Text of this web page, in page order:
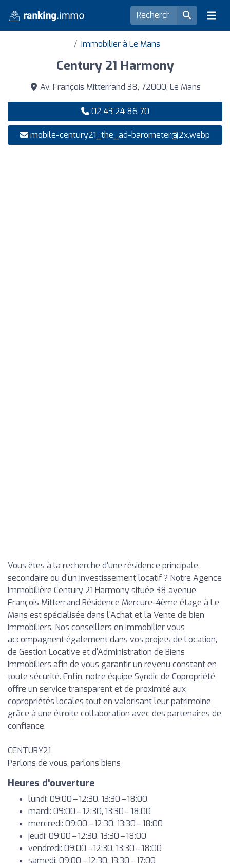
Immobilier à Le Mans
Century 21 Harmony
Av. François Mitterrand 38, 72000, Le Mans
02 43 24 86 70
mobile-century21_the_ad-barometer@2x.webp
Vous êtes à la recherche d'une résidence principale,
secondaire ou d'un investissement locatif ? Notre Agence
Immobilière Century 21 Harmony située 38 avenue
François Mitterrand Résidence Mercure-4ème étage à Le
Mans est spécialisée dans l'Achat et la Vente de bien
immobiliers. Nos conseillers en immobilier vous
accompagnent également dans vos projets de Location,
de Gestion Locative et d'Administration de Biens
Immobiliers afin de vous garantir un revenu constant en
toute sécurité. Enfin, notre équipe Syndic de Copropriété
offre un service transparent et de proximité aux
copropriétés locales tout en valorisant leur patrimoine
grâce à une étroite collaboration avec des partenaires de
confiance.
CENTURY21
Parlons de vous, parlons biens
Heures d'ouverture
lundi: 09:00 – 12:30, 13:30 – 18:00
mardi: 09:00 – 12:30, 13:30 – 18:00
mercredi: 09:00 – 12:30, 13:30 – 18:00
jeudi: 09:00 – 12:30, 13:30 – 18:00
vendredi: 09:00 – 12:30, 13:30 – 18:00
samedi: 09:00 – 12:30, 13:30 – 17:00